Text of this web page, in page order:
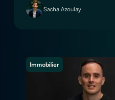
Sacha Azoulay
Immobilier